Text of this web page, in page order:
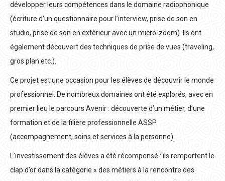
développer leurs compétences dans le domaine radiophonique
(écriture d’un questionnaire pour l’interview, prise de son en
studio, prise de son en extérieur avec un micro-zoom). Ils ont
également découvert des techniques de prise de vues (traveling,
gros plan etc.).
Ce projet est une occasion pour les élèves de découvrir le monde
professionnel. De nombreux domaines ont été explorés, avec en
premier lieu le parcours Avenir : découverte d’un métier, d’une
formation et de la filière professionnelle ASSP
(accompagnement, soins et services à la personne).
L’investissement des élèves a été récompensé : ils remportent le
clap d’or dans la catégorie « des métiers à la rencontre des